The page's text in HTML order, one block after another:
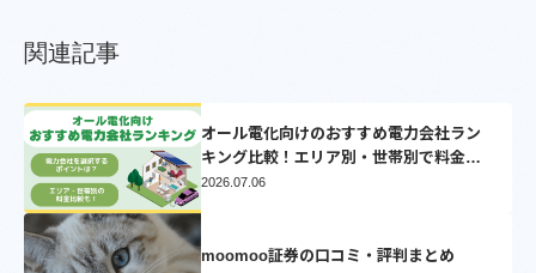
関連記事
オール電化向けのおすすめ電力会社ラン
キング比較！エリア別・世帯別で料金比
較シミュレーション【2025】
2026.07.06
moomoo証券の口コミ・評判まとめ